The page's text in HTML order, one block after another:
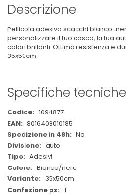
Descrizione
Pellicola adesiva scacchi bianco-
personalizzare il tuo casco, la tua
colori brillanti. Ottima resistenza e
35x50cm
Specifiche tecniche
Maggiori
Informazioni
1094877
8016408010185
No
auto
Adesivi
Bianco/nero
35x50cm
1